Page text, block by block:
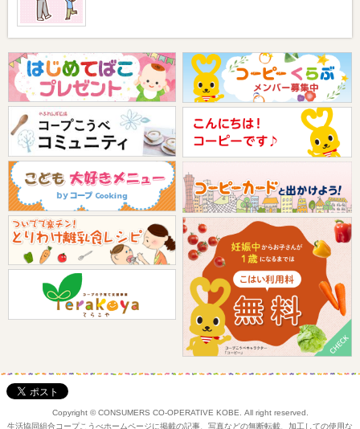
Copyright © CONSUMERS CO-OPERATIVE KOBE. All right reserved.
生活協同組合コープこうべホームページに掲載の記事、写真などの無断転載、加工しての使用な